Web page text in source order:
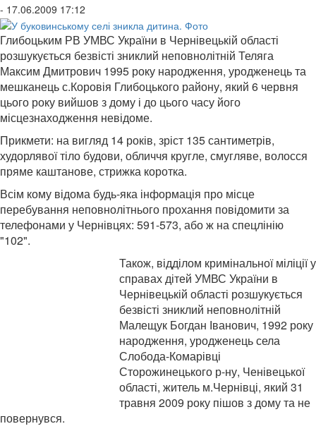
- 17.06.2009 17:12
Глибоцьким РВ УМВС України в Чернівецькій області
розшукується безвісті зниклий неповнолітній Теляга
Максим Дмитрович 1995 року народження, уродженець та
мешканець с.Коровія Глибоцького району, який 6 червня
цього року вийшов з дому і до цього часу його
місцезнаходження невідоме.
Прикмети: на вигляд 14 років, зріст 135 сантиметрів,
худорлявої тіло будови, обличчя кругле, смугляве, волосся
пряме каштанове, стрижка коротка.
Всім кому відома будь-яка інформація про місце
перебування неповнолітнього прохання повідомити за
телефонами у Чернівцях: 591-573, або ж на спецлінію
"102".
Також, відділом кримінальної міліції у
справах дітей УМВС України в
Чернівецькій області розшукується
безвісті зниклий неповнолітній
Малещук Богдан Іванович, 1992 року
народження, уродженець села
Слобода-Комарівці
Сторожинецького р-ну, Ченівецької
області, житель м.Чернівці, який 31
травня 2009 року пішов з дому та не
повернувся.